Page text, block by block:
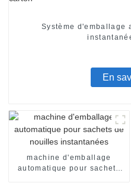
Système d'emballage
En
machine d'emballage
automatique pour sachets